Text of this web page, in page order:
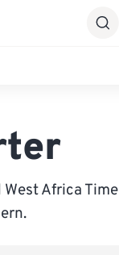
Africa Time